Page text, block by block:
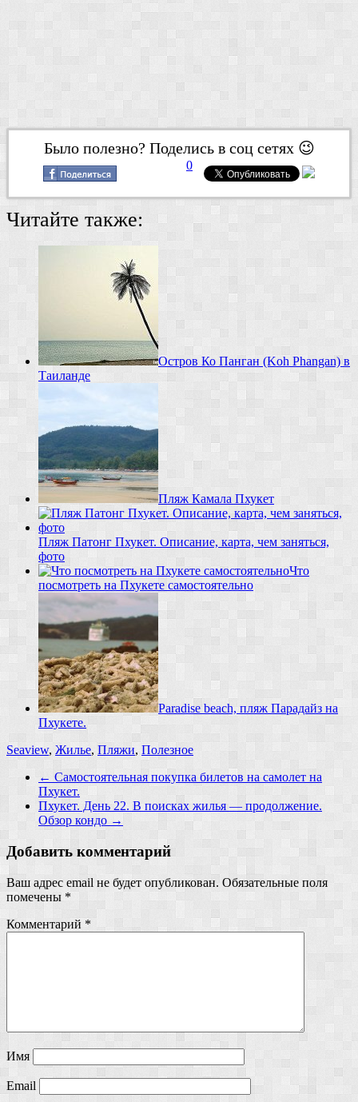
Было полезно? Поделись в соц сетях 😉
0
Читайте также:
Остров Ко Панган (Koh Phangan) в
Таиланде
Пляж Камала Пхукет
Пляж Патонг Пхукет. Описание, карта, чем заняться,
фото
Что
посмотреть на Пхукете самостоятельно
Paradise beach, пляж Парадайз на
Пхукете.
Seaview, Жилье, Пляжи, Полезное
← Самостоятельная покупка билетов на самолет на
Пхукет.
Пхукет. День 22. В поисках жилья — продолжение.
Обзор кондо →
Добавить комментарий
Ваш адрес email не будет опубликован. Обязательные поля
помечены *
Комментарий *
Имя
Email